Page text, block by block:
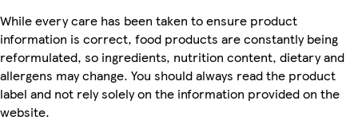
While every care has been taken to ensure product
information is correct, food products are constantly being
reformulated, so ingredients, nutrition content, dietary and
allergens may change. You should always read the product
label and not rely solely on the information provided on the
website.